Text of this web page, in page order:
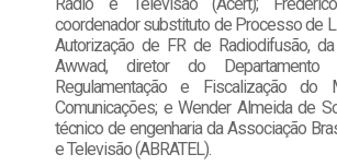
coordenador substituto de Processo de
Autorização de FR de Radiodifusão,
Awwad, diretor do Departamento
Regulamentação e Fiscalização do
Comunicações; e Wender Almeida de
técnico de engenharia da Associação
e Televisão (ABRATEL).